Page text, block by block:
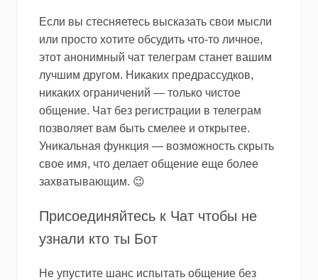
Если вы стесняетесь высказать свои мысли
или просто хотите обсудить что-то личное,
этот анонимный чат телеграм станет вашим
лучшим другом. Никаких предрассудков,
никаких ограничений — только чистое
общение. Чат без регистрации в телеграм
позволяет вам быть смелее и открытее.
Уникальная функция — возможность скрыть
свое имя, что делает общение еще более
захватывающим. 😉
Присоединяйтесь к Чат чтобы не
узнали кто ты Бот
Не упустите шанс испытать общение без